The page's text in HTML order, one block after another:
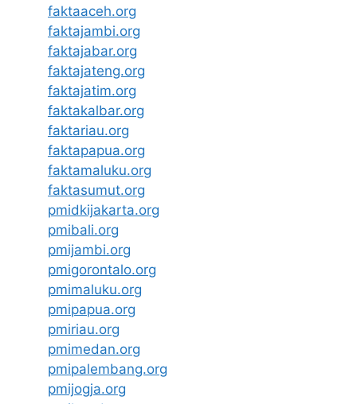
faktaaceh.org
faktajambi.org
faktajabar.org
faktajateng.org
faktajatim.org
faktakalbar.org
faktariau.org
faktapapua.org
faktamaluku.org
faktasumut.org
pmidkijakarta.org
pmibali.org
pmijambi.org
pmigorontalo.org
pmimaluku.org
pmipapua.org
pmiriau.org
pmimedan.org
pmipalembang.org
pmijogja.org